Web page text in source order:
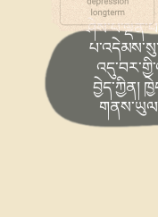
བྱེད་ཀྱིན།